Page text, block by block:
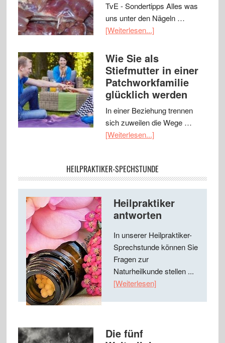
TvE - Sondertipps Alles was
uns unter den Nägeln …
[Weiterlesen...]
Wie Sie als
Stiefmutter in einer
Patchworkfamilie
glücklich werden
In einer Beziehung trennen
sich zuweilen die Wege …
[Weiterlesen...]
HEILPRAKTIKER-SPECHSTUNDE
Heilpraktiker
antworten
In unserer Heilpraktiker-
Sprechstunde können Sie
Fragen zur
Naturheilkunde stellen ...
[Weiterlesen]
Die fünf